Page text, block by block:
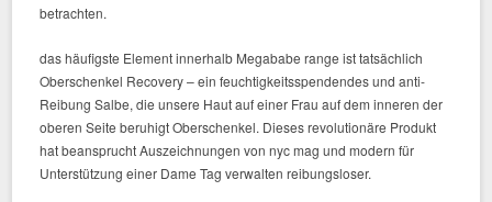
betrachten.
das häufigste Element innerhalb Megababe range ist tatsächlich
Oberschenkel Recovery – ein feuchtigkeitsspendendes und anti-
Reibung Salbe, die unsere Haut auf einer Frau auf dem inneren der
oberen Seite beruhigt Oberschenkel. Dieses revolutionäre Produkt
hat beansprucht Auszeichnungen von nyc mag und modern für
Unterstützung einer Dame Tag verwalten reibungsloser.